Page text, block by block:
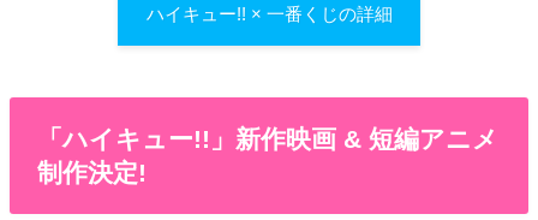
ハイキュー!! × 一番くじの詳細
「ハイキュー!!」新作映画 & 短編アニメ
制作決定!